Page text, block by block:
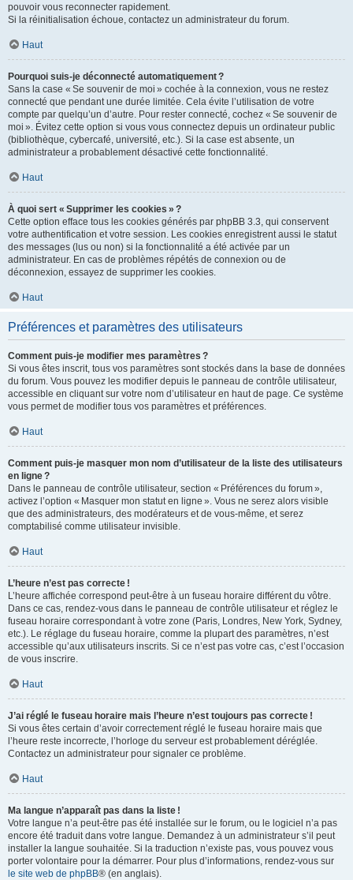
pouvoir vous reconnecter rapidement.
Si la réinitialisation échoue, contactez un administrateur du forum.
Haut
Pourquoi suis-je déconnecté automatiquement ?
Sans la case « Se souvenir de moi » cochée à la connexion, vous ne restez
connecté que pendant une durée limitée. Cela évite l’utilisation de votre
compte par quelqu’un d’autre. Pour rester connecté, cochez « Se souvenir de
moi ». Évitez cette option si vous vous connectez depuis un ordinateur public
(bibliothèque, cybercafé, université, etc.). Si la case est absente, un
administrateur a probablement désactivé cette fonctionnalité.
Haut
À quoi sert « Supprimer les cookies » ?
Cette option efface tous les cookies générés par phpBB 3.3, qui conservent
votre authentification et votre session. Les cookies enregistrent aussi le statut
des messages (lus ou non) si la fonctionnalité a été activée par un
administrateur. En cas de problèmes répétés de connexion ou de
déconnexion, essayez de supprimer les cookies.
Haut
Préférences et paramètres des utilisateurs
Comment puis-je modifier mes paramètres ?
Si vous êtes inscrit, tous vos paramètres sont stockés dans la base de données
du forum. Vous pouvez les modifier depuis le panneau de contrôle utilisateur,
accessible en cliquant sur votre nom d’utilisateur en haut de page. Ce système
vous permet de modifier tous vos paramètres et préférences.
Haut
Comment puis-je masquer mon nom d’utilisateur de la liste des utilisateurs
en ligne ?
Dans le panneau de contrôle utilisateur, section « Préférences du forum »,
activez l’option « Masquer mon statut en ligne ». Vous ne serez alors visible
que des administrateurs, des modérateurs et de vous-même, et serez
comptabilisé comme utilisateur invisible.
Haut
L’heure n’est pas correcte !
L’heure affichée correspond peut-être à un fuseau horaire différent du vôtre.
Dans ce cas, rendez-vous dans le panneau de contrôle utilisateur et réglez le
fuseau horaire correspondant à votre zone (Paris, Londres, New York, Sydney,
etc.). Le réglage du fuseau horaire, comme la plupart des paramètres, n’est
accessible qu’aux utilisateurs inscrits. Si ce n’est pas votre cas, c’est l’occasion
de vous inscrire.
Haut
J’ai réglé le fuseau horaire mais l’heure n’est toujours pas correcte !
Si vous êtes certain d’avoir correctement réglé le fuseau horaire mais que
l’heure reste incorrecte, l’horloge du serveur est probablement déréglée.
Contactez un administrateur pour signaler ce problème.
Haut
Ma langue n’apparaît pas dans la liste !
Votre langue n’a peut-être pas été installée sur le forum, ou le logiciel n’a pas
encore été traduit dans votre langue. Demandez à un administrateur s’il peut
installer la langue souhaitée. Si la traduction n’existe pas, vous pouvez vous
porter volontaire pour la démarrer. Pour plus d’informations, rendez-vous sur
le site web de phpBB® (en anglais).